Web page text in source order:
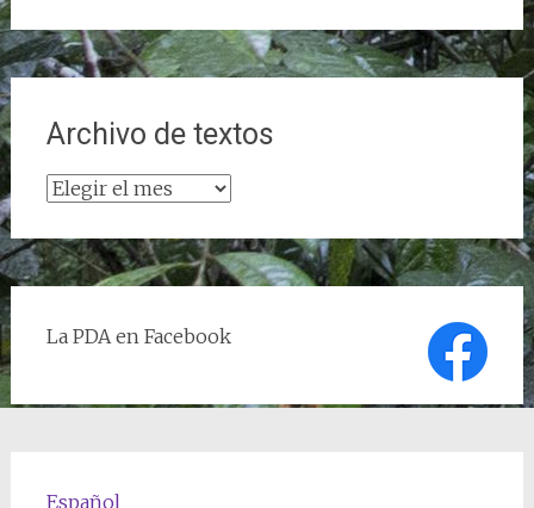
Archivo de textos
Archivo
textos
La PDA en Facebook
Español